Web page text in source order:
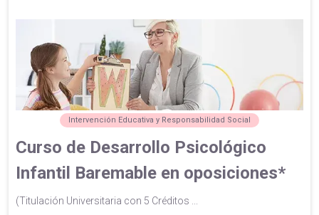
Intervención Educativa y Responsabilidad Social
Curso de Desarrollo Psicológico
Infantil Baremable en oposiciones*
(Titulación Universitaria con 5 Créditos ...